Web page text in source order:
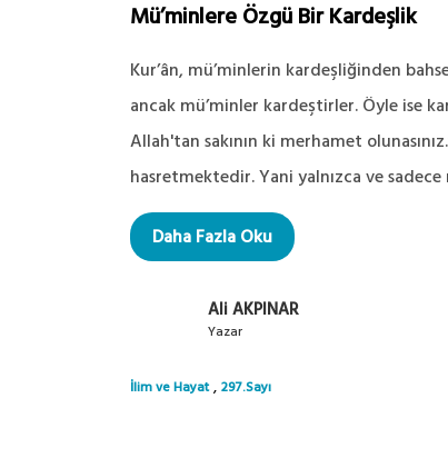
Mü’minlere Özgü Bir Kardeşlik
Kur’ân, mü’minlerin kardeşliğinden
ancak mü’minler kardeştirler. Öyle ise
Allah'tan sakının ki merhamet
hasretmektedir. Yani yalnızca ve sadece
Daha Fazla Oku
Ali AKPINAR
Yazar
İlim ve Hayat , 297.Sayı